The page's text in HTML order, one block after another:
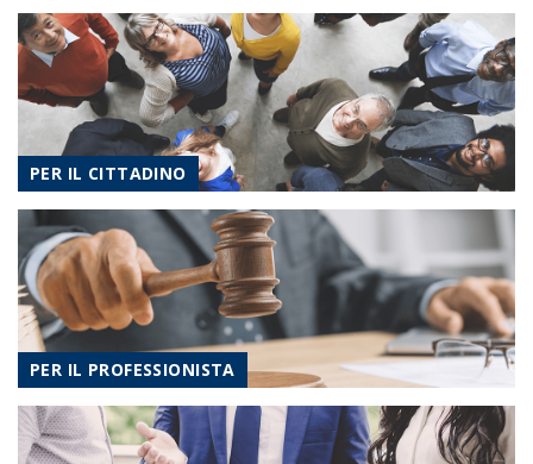
PER IL CITTADINO
PER IL PROFESSIONISTA